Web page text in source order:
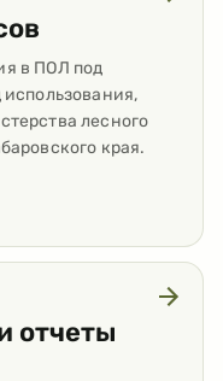
в ПОЛ под
лесного
края.
отчеты